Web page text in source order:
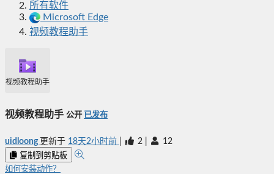
所有软件
Microsoft Edge
视频教程助手
视频教程助手
视频教程助手 公开 已发布
uidloong 更新于 18天2小时前 2 12
复制到剪贴板
如何安装动作？